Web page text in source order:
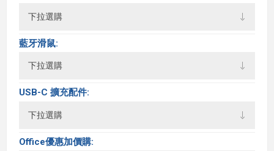
藍牙滑鼠:
USB-C 擴充配件:
Office優惠加價購: